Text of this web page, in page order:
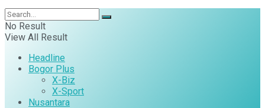
No Result
View All Result
Headline
Bogor Plus
X-Biz
X-Sport
Nusantara